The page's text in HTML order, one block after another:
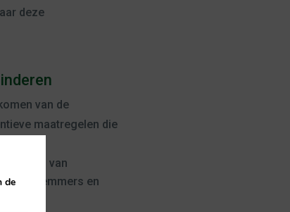
deze
van de
maatregelen die
van
emmers en
de